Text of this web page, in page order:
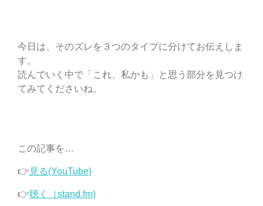
今日は、そのズレを３つのタイプに分けてお伝えしま
す。
読んでいく中で「これ、私かも」と思う部分を見つけ
てみてくださいね。
この記事を…
👉 見る(YouTube)
👉聴く（stand.fm)